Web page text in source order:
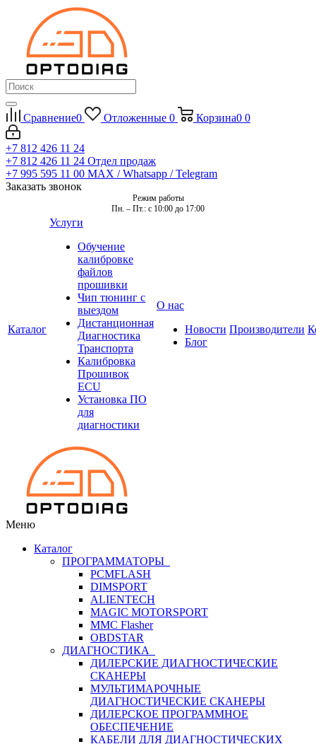
Сравнение0 Отложенные 0 Корзина0 0
+7 812 426 11 24
+7 812 426 11 24 Отдел продаж
+7 995 595 11 00 MAX / Whatsapp / Telegram
Заказать звонок
Режим работы
Пн. – Пт.: с 10:00 до 17:00
Каталог
Услуги
Обучение
калибровке
файлов
прошивки
Чип тюнинг с
выездом
Дистанционная
Диагностика
Транспорта
Калибровка
Прошивок
ECU
Установка ПО
для
диагностики
О нас
Новости
Блог
Производители
Меню
Каталог
ПРОГРАММАТОРЫ
PCMFLASH
DIMSPORT
ALIENTECH
MAGIC MOTORSPORT
MMC Flasher
OBDSTAR
ДИАГНОСТИКА
ДИЛЕРСКИЕ ДИАГНОСТИЧЕСКИЕ
СКАНЕРЫ
МУЛЬТИМАРОЧНЫЕ
ДИАГНОСТИЧЕСКИЕ СКАНЕРЫ
ДИЛЕРСКОЕ ПРОГРАММНОЕ
ОБЕСПЕЧЕНИЕ
КАБЕЛИ ДЛЯ ДИАГНОСТИЧЕСКИХ